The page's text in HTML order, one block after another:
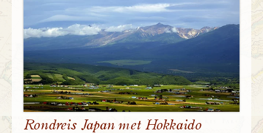
Rondreis Japan met Hokkaido